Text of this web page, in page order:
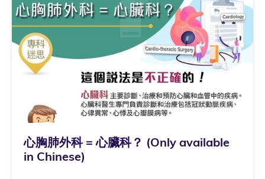
心胸肺外科 = 心臟科？ (Only available
in Chinese)